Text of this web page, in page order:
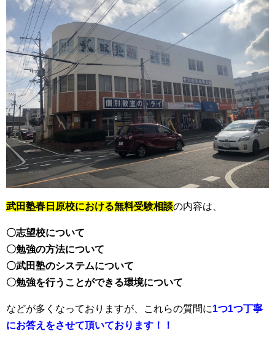
武田塾春日原校における無料受験相談の内容は、
〇志望校について
〇勉強の方法について
〇武田塾のシステムについて
〇勉強を行うことができる環境について
などが多くなっておりますが、これらの質問に1つ1つ丁寧
にお答えをさせて頂いております！！